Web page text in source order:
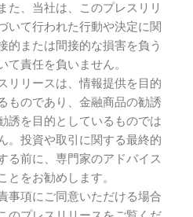
た、当社は、このプレスリリ
いて行われた行動や決定に関
的または間接的な損害を負う
て責任を負いません。
リリースは、情報提供を目的
ものであり、金融商品の勧誘
誘を目的としているものでは
。投資や取引に関する最終的
る前に、専門家のアドバイス
とをお勧めします。
事項にご同意いただける場合